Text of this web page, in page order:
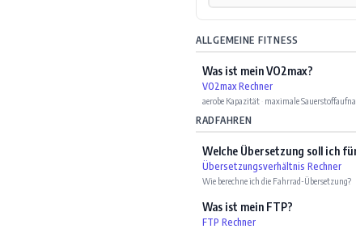
ALLGEMEINE FITNESS
Was ist mein VO2max?
VO2max Rechner
aerobe Kapazität maximale
RADFAHREN
Welche Übersetzung soll ich
Übersetzungsverhältnis Rechner
Wie berechne ich die Fahrrad-Übersetzung?
Was ist mein FTP?
FTP Rechner